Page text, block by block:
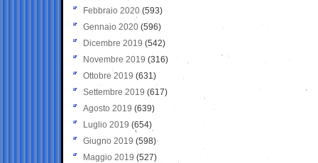
Febbraio 2020 (593)
Gennaio 2020 (596)
Dicembre 2019 (542)
Novembre 2019 (316)
Ottobre 2019 (631)
Settembre 2019 (617)
Agosto 2019 (639)
Luglio 2019 (654)
Giugno 2019 (598)
Maggio 2019 (527)